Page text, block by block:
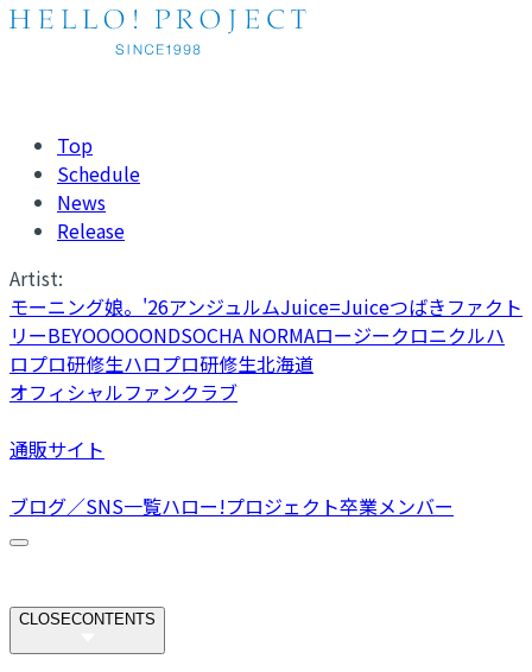
Top
Schedule
News
Release
Artist:
モーニング娘。'26アンジュルムJuice=Juiceつばきファクト
リーBEYOOOOONDSOCHA NORMAロージークロニクルハ
ロプロ研修生ハロプロ研修生北海道
オフィシャルファンクラブ
通販サイト
ブログ／SNS一覧ハロー!プロジェクト卒業メンバー
CLOSECONTENTS